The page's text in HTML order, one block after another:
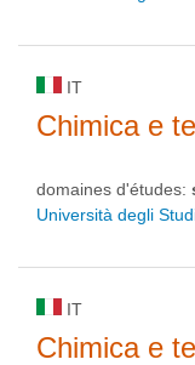
IT
Chimica e
domaines d'études:
Università degli
IT
Chimica e